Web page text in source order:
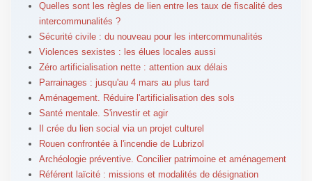
Quelles sont les règles de lien entre les taux de fiscalité des
intercommunalités ?
Sécurité civile : du nouveau pour les intercommunalités
Violences sexistes : les élues locales aussi
Zéro artificialisation nette : attention aux délais
Parrainages : jusqu'au 4 mars au plus tard
Aménagement. Réduire l'artificialisation des sols
Santé mentale. S'investir et agir
Il crée du lien social via un projet culturel
Rouen confrontée à l'incendie de Lubrizol
Archéologie préventive. Concilier patrimoine et aménagement
Référent laïcité : missions et modalités de désignation